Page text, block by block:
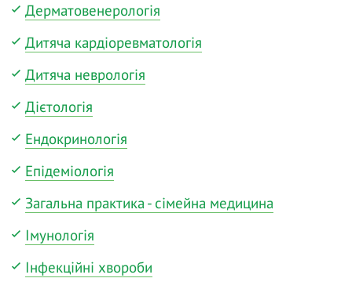
Дерматовенерологія
Дитяча кардіоревматологія
Дитяча неврологія
Дієтологія
Ендокринологія
Епідеміологія
Загальна практика - сімейна медицина
Імунологія
Інфекційні хвороби